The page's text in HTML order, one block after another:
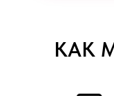
КАК